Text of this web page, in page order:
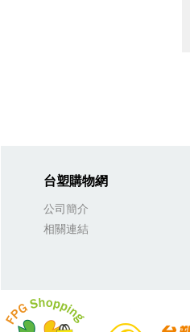
台塑購物網
公司簡介
相關連結